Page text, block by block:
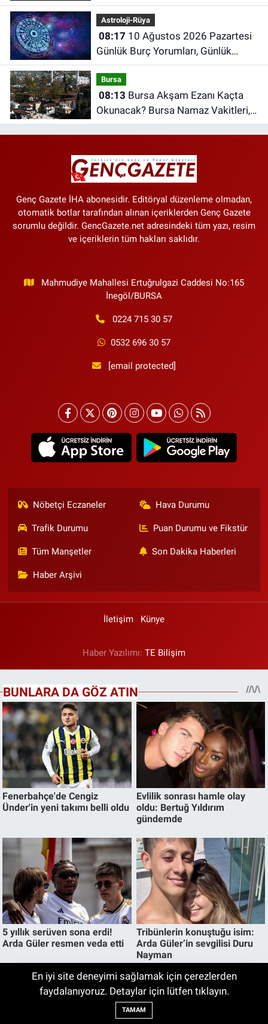
Günü? 10 Ağustos Ne Burcu?
Astroloji-Rüya
08:17
Günlük Burç Yorumları, Günlük
Astroloji Rehberi
Bursa
08:13
Okunacak? Bursa Namaz Vakitleri,
Bursa Ezan Saatleri | 10 Ağustos
Genç Gazete İHA abonesidir. Editöryal düzenleme olmadan,
otomatik botlar tarafından alınan içeriklerden Genç Gazete
sorumlu değildir. GencGazete.net adresindeki tüm yazı, resim
ve içeriklerin tüm hakları saklıdır.
Mahmudiye Mahallesi Ertuğrulgazi Caddesi No:165
İnegöl/BURSA
0224 715 30 57
0532 696 30 57
[email protected]
Nöbetçi Eczaneler Hava Durumu
Trafik Durumu Puan Durumu ve Fikstür
Tüm Manşetler Son Dakika Haberleri
Haber Arşivi
İletişim Künye
Haber Yazılımı: TE Bilişim
En iyi site deneyimi sağlamak için çerezlerden
faydalanıyoruz. Detaylar için lütfen tıklayın.
TAMAM
Çabuk Yaşlanmak İstemiyorsanız Bunlara